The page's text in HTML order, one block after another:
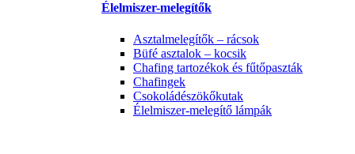
Élelmiszer-melegítők
Asztalmelegítők – rácsok
Büfé asztalok – kocsik
Chafing tartozékok és fűtőpaszták
Chafingek
Csokoládészökőkutak
Élelmiszer-melegítő lámpák